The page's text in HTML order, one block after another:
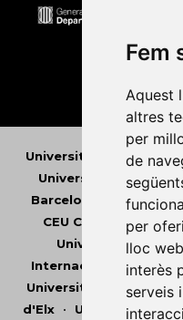
Fem
Aquest
altres
per
de
per
lloc web
interès
serveis
Universitat Abat Oliba
Universitat d'Andorra
Barcelona
CEU Cardenal Herrera
Universitat de les
Internacional de
Universitat de Lleida•
d'Elx• Universitat